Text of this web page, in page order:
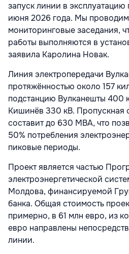
запуск линии в эксплуатацию
июня 2026 года. Мы
мониторинговые заседания,
работы выполняются в
заявила Каролина Новак.
Линия электропередачи
протяжённостью около 157
подстанцию Вулканешты 400
Кишинёв 330 кВ. Пропускная
составит до 630 МВА, что
50% потребления
пиковые периоды.
Проект является частью
электроэнергетической
Молдова, финансируемой
банка. Общая стоимость
примерно, в 61 млн евро, из
евро направлены
линии.